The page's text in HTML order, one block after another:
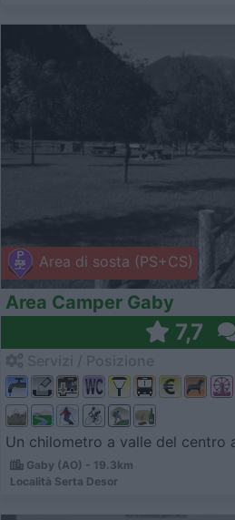
Area di sosta (PS+CS)
Area Camper Gaby
7,7
Un chilometro a valle del centro
Gaby (AO) - 19.3km
Località Serta Desor